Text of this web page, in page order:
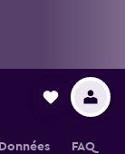
Données FAQ